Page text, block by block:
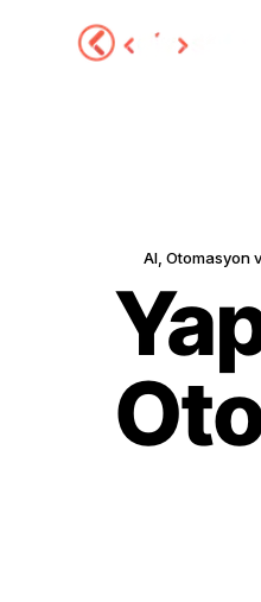
Sektörel Çözümler
AI, Otomasyon